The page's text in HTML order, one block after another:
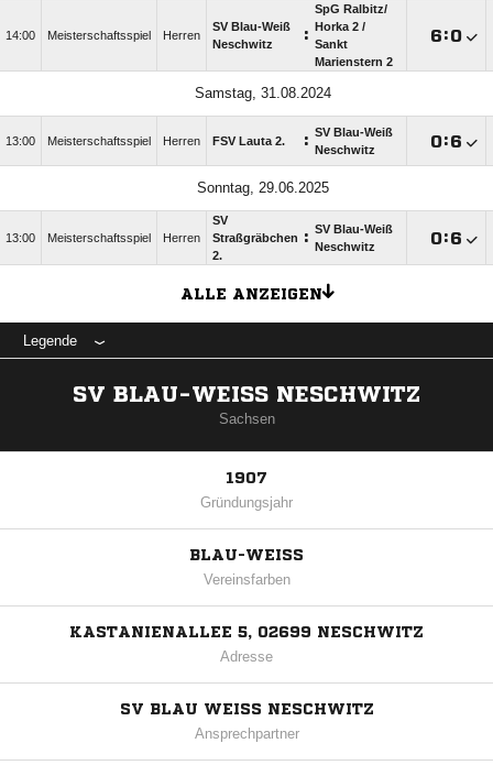
14:00 Meisterschaftsspiel Herren
SV Blau-Weiß
Neschwitz
:
SpG Ralbitz/​
Horka 2 /​
Sankt
Marienstern 2
:
Samstag, 31.08.2024
13:00 Meisterschaftsspiel Herren FSV Lauta 2. : SV Blau-Weiß
Neschwitz
:
Sonntag, 29.06.2025
13:00 Meisterschaftsspiel Herren
SV
Straßgräbchen
2.
: SV Blau-Weiß
Neschwitz
:
ALLE ANZEIGEN
Legende
SV BLAU-WEISS NESCHWITZ
Sachsen
1907
Gründungsjahr
BLAU-WEISS
Vereinsfarben
KASTANIENALLEE 5, 02699 NESCHWITZ
Adresse
SV BLAU WEISS NESCHWITZ
Ansprechpartner